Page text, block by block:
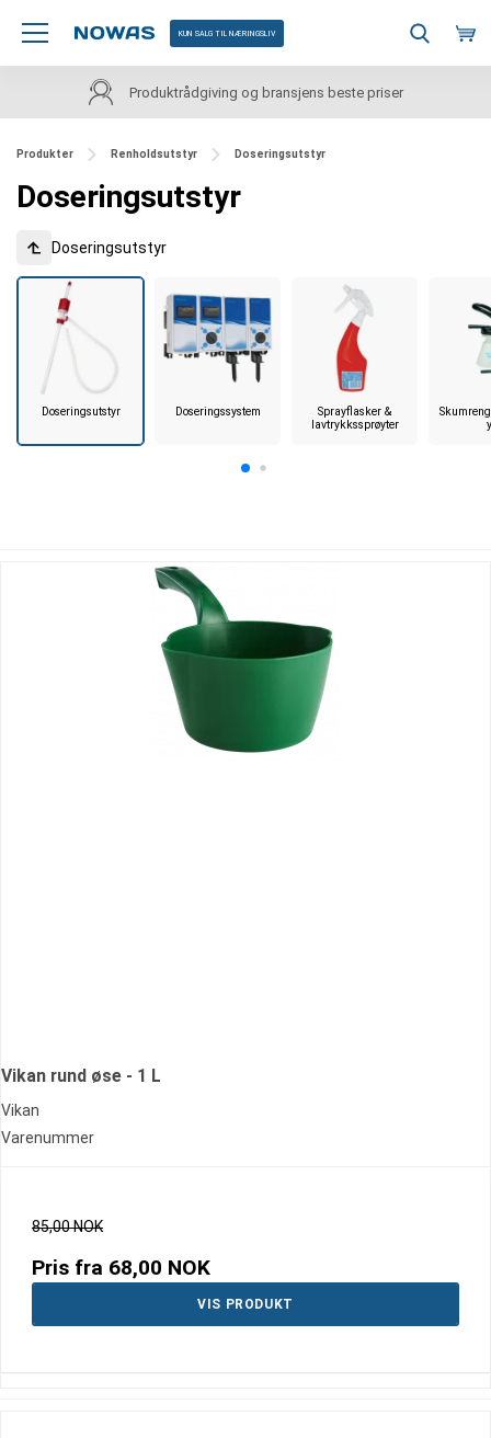
KUN SALG TIL NÆRINGSLIV
Produktrådgiving og bransjens beste priser
Produkter Renholdsutstyr Doseringsutstyr
Doseringsutstyr
Doseringsutstyr
Doseringsutstyr Doseringssystem
Sprayflasker &
lavtrykkssprøyter
Vikan rund øse - 1 L
Vikan
Varenummer
85,00 NOK
Pris fra 68,00 NOK
VIS PRODUKT